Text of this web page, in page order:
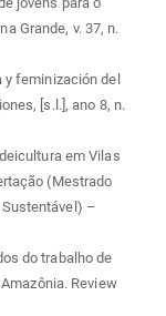
Grande, v. 37, n.
y feminización del
[s.l.], ano 8, n.
em Vilas
(Mestrado
–
do trabalho de
Review